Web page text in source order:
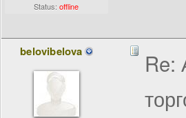
Status:offline
belovibelova
Re: